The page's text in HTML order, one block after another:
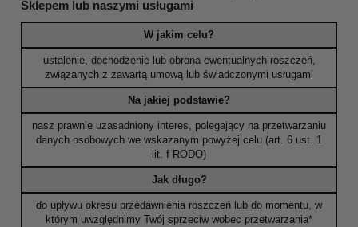
Sklepem lub naszymi usługami
W jakim celu?
ustalenie, dochodzenie lub obrona ewentualnych roszczeń,
związanych z zawartą umową lub świadczonymi usługami
Na jakiej podstawie?
nasz prawnie uzasadniony interes, polegający na przetwarzaniu
danych osobowych we wskazanym powyżej celu (art. 6 ust. 1
lit. f RODO)
Jak długo?
do upływu okresu przedawnienia roszczeń lub do momentu, w
którym uwzględnimy Twój sprzeciw wobec przetwarzania*